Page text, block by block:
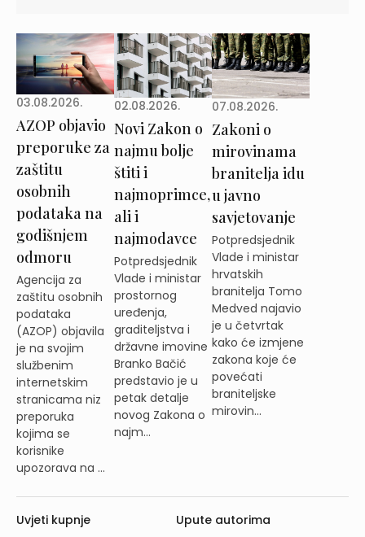
03.08.2026.
AZOP objavio
preporuke za
zaštitu
osobnih
podataka na
godišnjem
odmoru
Agencija za
zaštitu osobnih
podataka
(AZOP) objavila
je na svojim
službenim
internetskim
stranicama niz
preporuka
kojima se
korisnike
upozorava na ...
02.08.2026.
Novi Zakon o
najmu bolje
štiti i
najmoprimce,
ali i
najmodavce
Potpredsjednik
Vlade i ministar
prostornog
uređenja,
graditeljstva i
državne imovine
Branko Bačić
predstavio je u
petak detalje
novog Zakona o
najm...
07.08.2026.
Zakoni o
mirovinama
branitelja idu
u javno
savjetovanje
Potpredsjednik
Vlade i ministar
hrvatskih
branitelja Tomo
Medved najavio
je u četvrtak
kako će izmjene
zakona koje će
povećati
braniteljske
mirovin...
Uvjeti kupnje Upute autorima